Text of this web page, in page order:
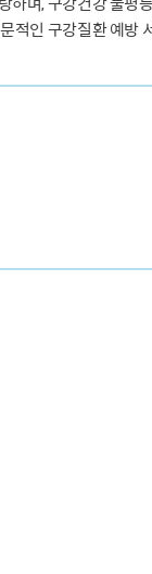
적인 구강질환 예방